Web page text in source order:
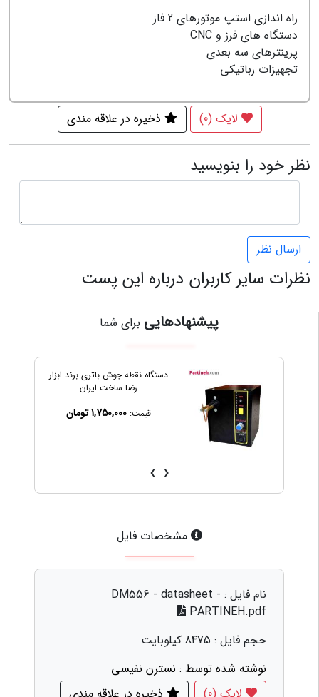
راه اندازی استپ موتورهای 2 فاز
دستگاه های فرز و CNC
پرینترهای سه بعدی
تجهیزات رباتیکی
ذخیره در علاقه مندی
نظر خود را بنویسید
ارسال نظر
نظرات سایر کاربران درباره این پست
پیشنهادهایی برای شما
دستگاه نقطه جوش باتری برند ابزار
رضا ساخت ایران
قیمت:1,750,000 تومان
‹
›
مشخصات فایل
نام فایل : DM556 - datasheet -
PARTINEH.pdf
حجم فایل : 8475 کیلوبایت
نوشته شده توسط : نسترن نفیسی